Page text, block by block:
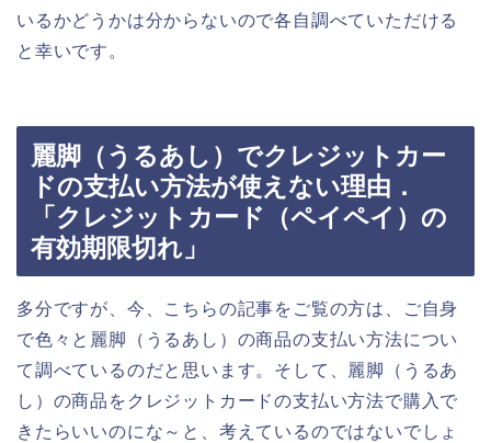
いるかどうかは分からないので各自調べていただける
と幸いです。
麗脚（うるあし）でクレジットカー
ドの支払い方法が使えない理由．
「クレジットカード（ペイペイ）の
有効期限切れ」
多分ですが、今、こちらの記事をご覧の方は、ご自身
で色々と麗脚（うるあし）の商品の支払い方法につい
て調べているのだと思います。そして、麗脚（うるあ
し）の商品をクレジットカードの支払い方法で購入で
きたらいいのにな～と、考えているのではないでしょ